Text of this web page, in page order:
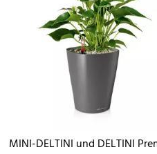
MINI-DELTINI und DELTINI